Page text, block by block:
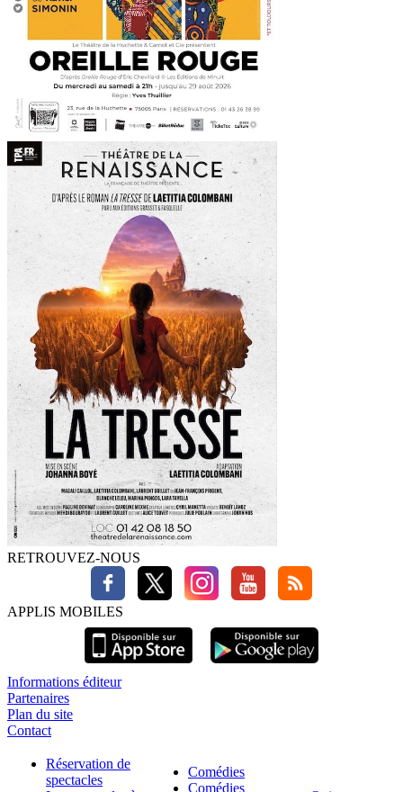
RETROUVEZ-NOUS
APPLIS MOBILES
Informations éditeur
Partenaires
Plan du site
Contact
Réservation de
spectacles
Comédies
Comédies